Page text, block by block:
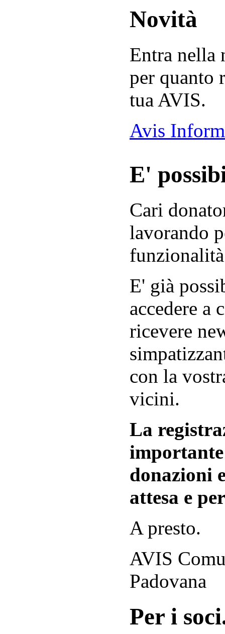
Novità
Entra nella
per quanto
tua AVIS.
Avis
E'
Cari
lavorando
E' già
accedere a
ricevere
con la
vicini.
La
donazioni
attesa e
A presto.
AVIS
Padovana
Per i